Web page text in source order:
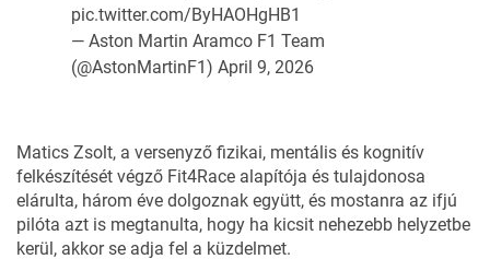
pic.twitter.com/ByHAOHgHB1
— Aston Martin Aramco F1 Team
(@AstonMartinF1) April 9, 2026
Matics Zsolt, a versenyző fizikai, mentális és kognitív
felkészítését végző Fit4Race alapítója és tulajdonosa
elárulta, három éve dolgoznak együtt, és mostanra az ifjú
pilóta azt is megtanulta, hogy ha kicsit nehezebb helyzetbe
kerül, akkor se adja fel a küzdelmet.